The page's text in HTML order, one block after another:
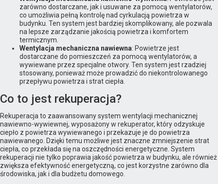
zarówno dostarczane, jak i usuwane za pomocą wentylatorów,
co umożliwia pełną kontrolę nad cyrkulacją powietrza w
budynku. Ten system jest bardziej skomplikowany, ale pozwala
na lepsze zarządzanie jakością powietrza i komfortem
termicznym.
Wentylacja mechaniczna nawiewna: Powietrze jest
dostarczane do pomieszczeń za pomocą wentylatorów, a
wywiewane przez specjalne otwory. Ten system jest rzadziej
stosowany, ponieważ może prowadzić do niekontrolowanego
przepływu powietrza i strat ciepła.
Co to jest rekuperacja?
Rekuperacja to zaawansowany system wentylacji mechanicznej
nawiewno-wywiewnej, wyposażony w rekuperator, który odzyskuje
ciepło z powietrza wywiewanego i przekazuje je do powietrza
nawiewanego. Dzięki temu możliwe jest znaczne zmniejszenie strat
ciepła, co przekłada się na oszczędności energetyczne. System
rekuperacji nie tylko poprawia jakość powietrza w budynku, ale również
zwiększa efektywność energetyczną, co jest korzystne zarówno dla
środowiska, jak i dla budżetu domowego.